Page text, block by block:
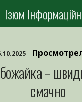
Ізюм
–
смачно